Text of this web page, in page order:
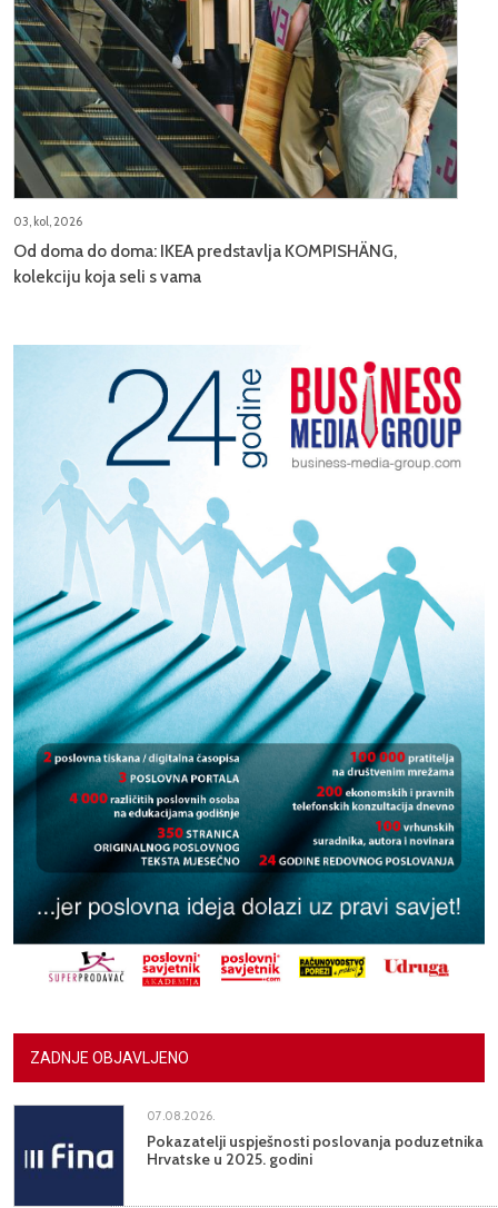
03, kol, 2026
Od doma do doma: IKEA predstavlja KOMPISHÄNG,
kolekciju koja seli s vama
ZADNJE OBJAVLJENO
07.08.2026.
Pokazatelji uspješnosti poslovanja poduzetnika
Hrvatske u 2025. godini